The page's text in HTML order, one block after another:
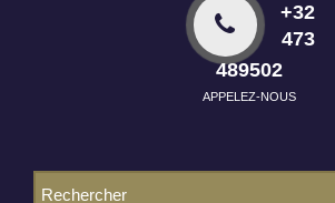
+32
473
489502
APPELEZ-NOUS